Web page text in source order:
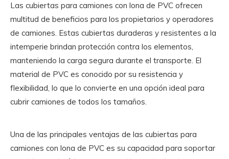
Las cubiertas para camiones con lona de PVC ofrecen
multitud de beneficios para los propietarios y operadores
de camiones. Estas cubiertas duraderas y resistentes a la
intemperie brindan protección contra los elementos,
manteniendo la carga segura durante el transporte. El
material de PVC es conocido por su resistencia y
flexibilidad, lo que lo convierte en una opción ideal para
cubrir camiones de todos los tamaños.
Una de las principales ventajas de las cubiertas para
camiones con lona de PVC es su capacidad para soportar